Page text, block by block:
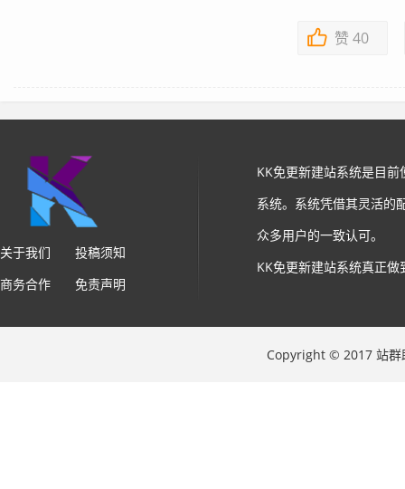
赞 40
关于我们
投稿须知
商务合作
免责声明
KK免更新建站系统是目
系统。系统凭借其灵活的
众多用户的一致认可。
KK免更新建站系统真正
Copyright © 2017 站群